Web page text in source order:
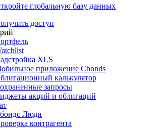
глобальную базу данных
доступ
XLS
приложение Cbonds
калькулятор
запросы
акций и облигаций
Люди
контрагента